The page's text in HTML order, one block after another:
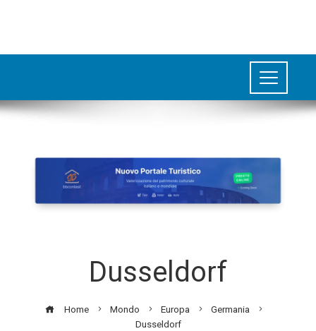
Dusseldorf
Home Mondo Europa
Germania
Dusseldorf